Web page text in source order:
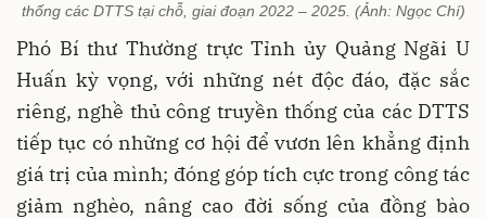
thống các DTTS tại chỗ, giai đoạn 2022 – 2025. (Ảnh: Ngọc Chí)
Phó Bí thư Thường trực Tỉnh ủy Quảng Ngãi U
Huấn kỳ vọng, với những nét độc đáo, đặc sắc
riêng, nghề thủ công truyền thống của các DTTS
tiếp tục có những cơ hội để vươn lên khẳng định
giá trị của mình; đóng góp tích cực trong công tác
giảm nghèo, nâng cao đời sống của đồng bào